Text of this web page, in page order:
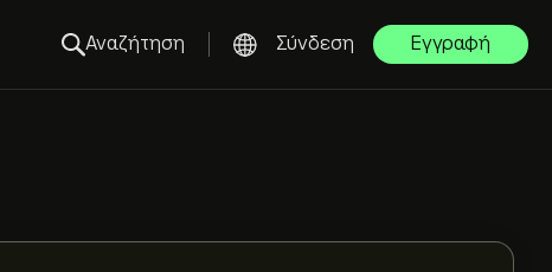
Αναζήτηση Σύνδεση Εγγραφή